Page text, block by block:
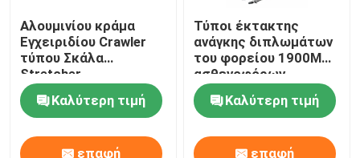
Χειρωνακτικά νοσοκομειακά κρεβάτια
Ηλεκτρικά κρεβάτια εξέτασης
Χειρουργικός λειτουργών πίνακας
Αλουμινίου κράμα
Εγχειριδίου Crawler
τύπου Σκάλα
Stretcher
αναδιπλούμενο
ελαφρύ για το
νοσοκομείο
μεταφορά ασθενών
Καλύτερη τιμή
επαφή
Τύποι έκτακτης
ανάγκης διπλωμάτων
του φορείου 1900MM
ασθενοφόρων
συσκευή πρώτων
βοηθειών 92cm
Καλύτερη τιμή
επαφή